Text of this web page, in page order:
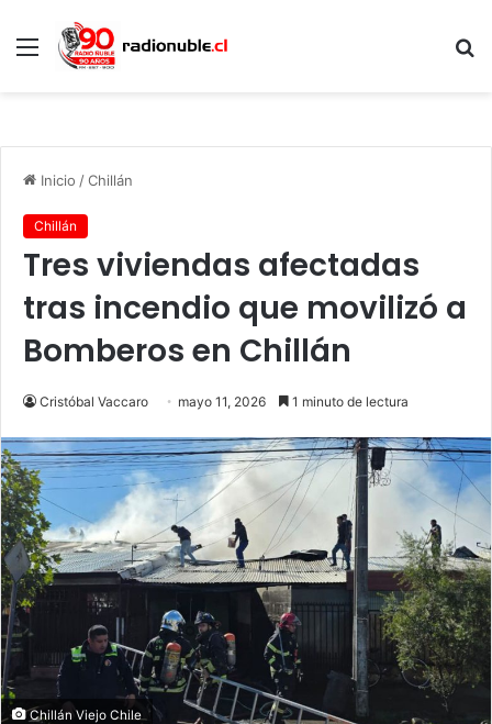
Menú
Inicio /Chillán
Chillán
Tres viviendas afectadas
tras incendio que movilizó a
Bomberos en Chillán
Cristóbal Vaccaro mayo 11, 2026 1 minuto de lectura
Chillán Viejo Chile